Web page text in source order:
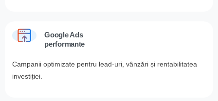
Google Ads
performante
Campanii optimizate pentru lead-uri, vânzări și rentabilitatea
investiției.